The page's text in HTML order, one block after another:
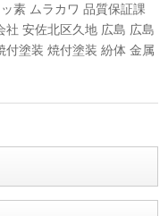
素 ムラカワ 品質保証課
社 安佐北区久地 広島 広島
付塗装 焼付塗装 紛体 金属